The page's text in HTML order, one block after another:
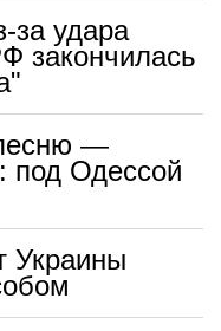
за удара
закончилась
—
под Одессой
Украины